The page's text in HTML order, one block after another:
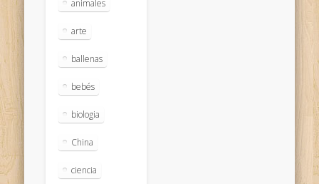
animales
arte
ballenas
bebés
biologia
China
ciencia